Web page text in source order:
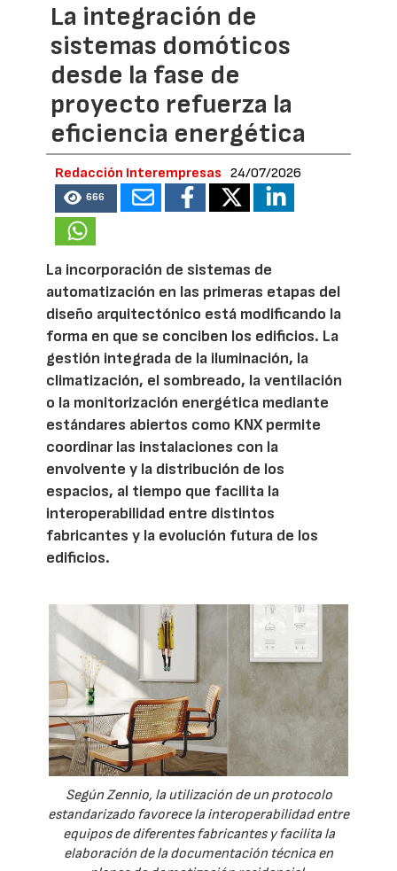
La integración de
sistemas domóticos
desde la fase de
proyecto refuerza la
eficiencia energética
Redacción Interempresas 24/07/2026
666
La incorporación de sistemas de
automatización en las primeras etapas del
diseño arquitectónico está modificando la
forma en que se conciben los edificios. La
gestión integrada de la iluminación, la
climatización, el sombreado, la ventilación
o la monitorización energética mediante
estándares abiertos como KNX permite
coordinar las instalaciones con la
envolvente y la distribución de los
espacios, al tiempo que facilita la
interoperabilidad entre distintos
fabricantes y la evolución futura de los
edificios.
Según Zennio, la utilización de un protocolo
estandarizado favorece la interoperabilidad entre
equipos de diferentes fabricantes y facilita la
elaboración de la documentación técnica en